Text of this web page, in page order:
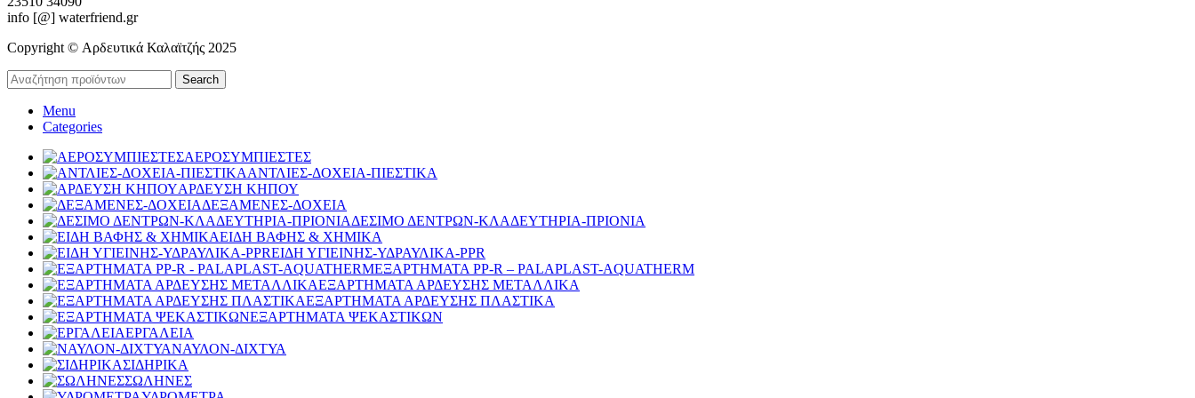
info [@] waterfriend.gr
Copyright © Αρδευτικά Καλαϊτζής 2025
Search
Menu
Categories
ΑΕΡΟΣΥΜΠΙΕΣΤΕΣ
ΑΝΤΛΙΕΣ-ΔΟΧΕΙΑ-ΠΙΕΣΤΙΚΑ
ΑΡΔΕΥΣΗ ΚΗΠΟΥ
ΔΕΞΑΜΕΝΕΣ-ΔΟΧΕΙΑ
ΔΕΣΙΜΟ ΔΕΝΤΡΩΝ-ΚΛΑΔΕΥΤΗΡΙΑ-ΠΡΙΟΝΙΑ
ΕΙΔΗ ΒΑΦΗΣ & ΧΗΜΙΚΑ
ΕΙΔΗ ΥΓΙΕΙΝΗΣ-ΥΔΡΑΥΛΙΚΑ-PPR
ΕΞΑΡΤΗΜΑΤΑ PP-R – PALAPLAST-AQUATHERM
ΕΞΑΡΤΗΜΑΤΑ ΑΡΔΕΥΣΗΣ ΜΕΤΑΛΛΙΚΑ
ΕΞΑΡΤΗΜΑΤΑ ΑΡΔΕΥΣΗΣ ΠΛΑΣΤΙΚΑ
ΕΞΑΡΤΗΜΑΤΑ ΨΕΚΑΣΤΙΚΩΝ
ΕΡΓΑΛΕΙΑ
ΝΑΥΛΟΝ-ΔΙΧΤΥΑ
ΣΙΔΗΡΙΚΑ
ΣΩΛΗΝΕΣ